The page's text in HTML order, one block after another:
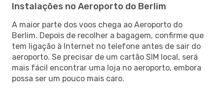
Instalações no Aeroporto do Berlim
A maior parte dos voos chega ao Aeroporto do
Berlim. Depois de recolher a bagagem, confirme que
tem ligação à Internet no telefone antes de sair do
aeroporto. Se precisar de um cartão SIM local, será
mais fácil encontrar uma loja no aeroporto, embora
possa ser um pouco mais caro.